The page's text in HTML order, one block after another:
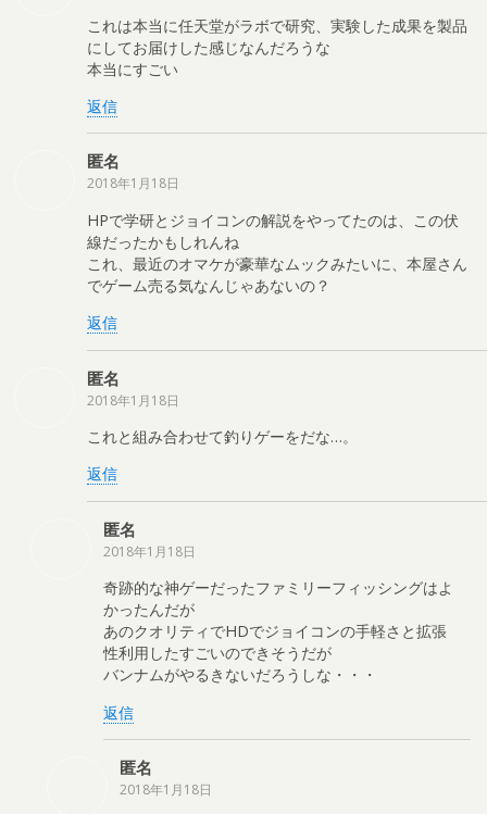
これは本当に任天堂がラボで研究、実験した成果を製品
にしてお届けした感じなんだろうな
本当にすごい
返信
匿名
2018年1月18日
HPで学研とジョイコンの解説をやってたのは、この伏
線だったかもしれんね
これ、最近のオマケが豪華なムックみたいに、本屋さん
でゲーム売る気なんじゃあないの？
返信
匿名
2018年1月18日
これと組み合わせて釣りゲーをだな…。
返信
匿名
2018年1月18日
奇跡的な神ゲーだったファミリーフィッシングはよ
かったんだが
あのクオリティでHDでジョイコンの手軽さと拡張
性利用したすごいのできそうだが
バンナムがやるきないだろうしな・・・
返信
匿名
2018年1月18日